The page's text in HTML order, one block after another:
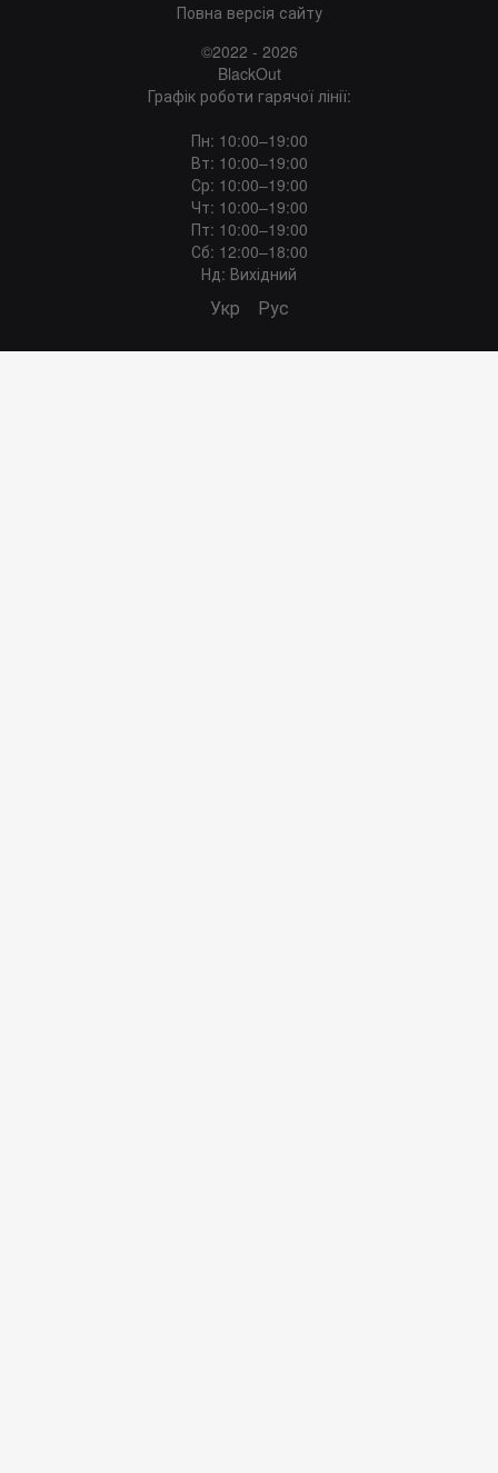
Повна версія сайту
©2022 - 2026
BlackOut
Графік роботи гарячої лінії:
Пн: 10:00–19:00
Вт: 10:00–19:00
Ср: 10:00–19:00
Чт: 10:00–19:00
Пт: 10:00–19:00
Сб: 12:00–18:00
Нд: Вихідний
Укр Рус